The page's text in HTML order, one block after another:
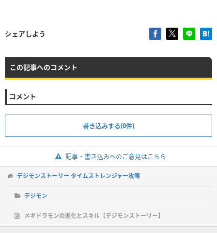
シェアしよう
この記事へのコメント
コメント
書き込みする(0件)
記事・書き込みへのご意見はこちら
デジモンストーリー タイムストレンジャー攻略
デジモン
メギドラモンの進化とスキル【デジモンストーリー】